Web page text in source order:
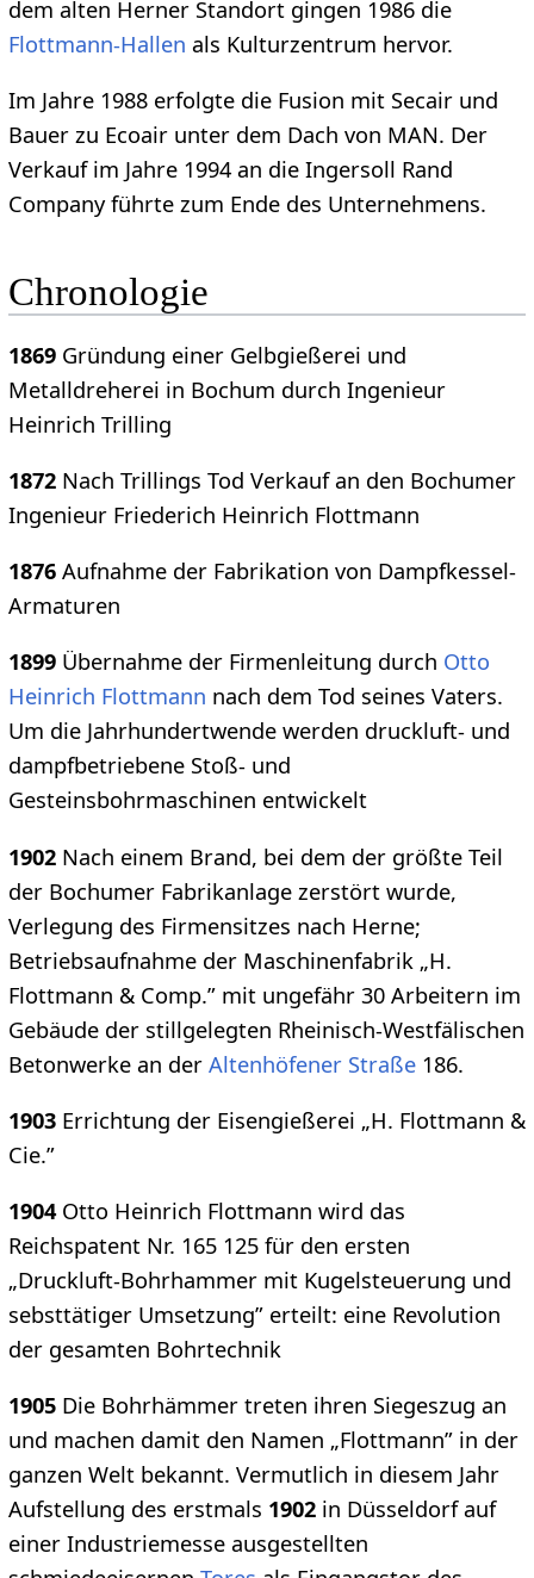
dem alten Herner Standort gingen 1986 die
Flottmann-Hallen als Kulturzentrum hervor.
Im Jahre 1988 erfolgte die Fusion mit Secair und
Bauer zu Ecoair unter dem Dach von MAN. Der
Verkauf im Jahre 1994 an die Ingersoll Rand
Company führte zum Ende des Unternehmens.
Chronologie
1869Gründung einer Gelbgießerei und
Metalldreherei in Bochum durch Ingenieur
Heinrich Trilling
1872Nach Trillings Tod Verkauf an den Bochumer
Ingenieur Friederich Heinrich Flottmann
1876Aufnahme der Fabrikation von Dampfkessel-
Armaturen
1899Übernahme der Firmenleitung durch Otto
Heinrich Flottmann nach dem Tod seines Vaters.
Um die Jahrhundertwende werden druckluft- und
dampfbetriebene Stoß- und
Gesteinsbohrmaschinen entwickelt
1902Nach einem Brand, bei dem der größte Teil
der Bochumer Fabrikanlage zerstört wurde,
Verlegung des Firmensitzes nach Herne;
Betriebsaufnahme der Maschinenfabrik „H.
Flottmann & Comp.” mit ungefähr 30 Arbeitern im
Gebäude der stillgelegten Rheinisch-Westfälischen
Betonwerke an der Altenhöfener Straße186.
1903Errichtung der Eisengießerei „H. Flottmann &
Cie.”
1904Otto Heinrich Flottmann wird das
Reichspatent Nr. 165 125 für den ersten
„Druckluft-Bohrhammer mit Kugelsteuerung und
sebsttätiger Umsetzung” erteilt: eine Revolution
der gesamten Bohrtechnik
1905Die Bohrhämmer treten ihren Siegeszug an
und machen damit den Namen „Flottmann” in der
ganzen Welt bekannt. Vermutlich in diesem Jahr
Aufstellung des erstmals 1902in Düsseldorf auf
einer Industriemesse ausgestellten